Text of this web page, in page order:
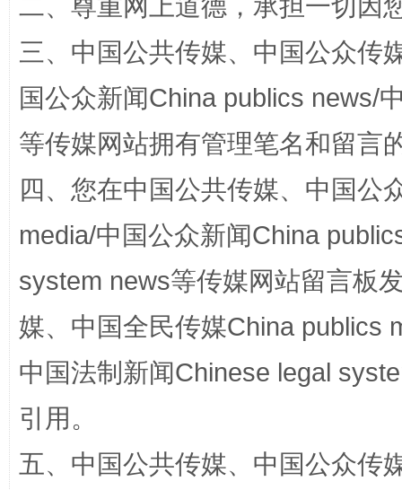
这是一记警钟！ 谢
二、尊重网上道德，承担一切因
三、中国公共传媒、中国公众传
国公众新闻China publics news/
等传媒网站拥有管理笔名和留言
四、您在中国公共传媒、中国公
media/中国公众新闻China
system news等传媒网站留言板
媒、中国全民传媒China publics
中国法制新闻Chinese legal
引用。
五、中国公共传媒、中国公众传